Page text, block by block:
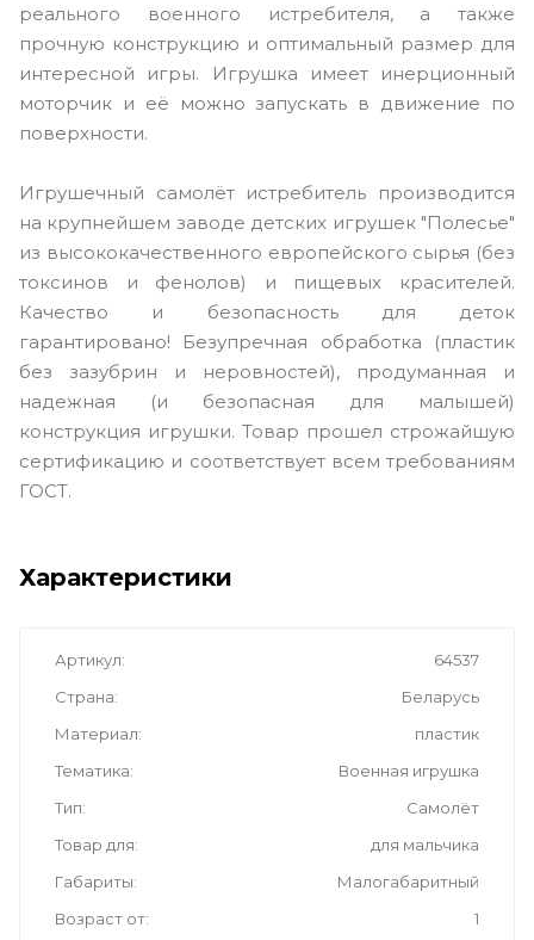
реального военного истребителя, а также
прочную конструкцию и оптимальный размер для
интересной игры. Игрушка имеет инерционный
моторчик и её можно запускать в движение по
поверхности.
Игрушечный самолёт истребитель производится
на крупнейшем заводе детских игрушек "Полесье"
из высококачественного европейского сырья (без
токсинов и фенолов) и пищевых красителей.
Качество и безопасность для деток
гарантировано! Безупречная обработка (пластик
без зазубрин и неровностей), продуманная и
надежная (и безопасная для малышей)
конструкция игрушки. Товар прошел строжайшую
сертификацию и соответствует всем требованиям
ГОСТ.
Характеристики
Артикул
64537
Страна
Беларусь
Материал
пластик
Тематика
Военная игрушка
Тип
Самолёт
Товар для
для мальчика
Габариты
Малогабаритный
Возраст от
1